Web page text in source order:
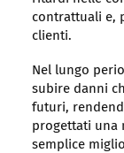
contrattuali e,
clienti.
Nel lungo
subire danni
futuri,
progettati una
semplice